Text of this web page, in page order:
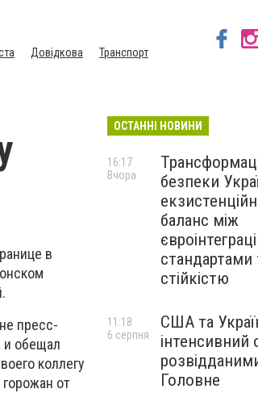
Довідкова Транспорт
в
пресс-
и обещал
коллегу
от
ОСТАННІ НОВИНИ
безпеки
баланс між
стійкістю
16:17
Вчора
США та
інтенсивний
Головне
11:18
6 серпня